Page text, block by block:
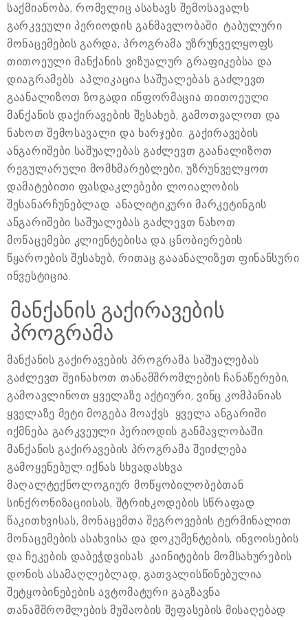
საქმიანობა, რომელიც ასახავს შემოსავალს
გარკვეული პერიოდის განმავლობაში. ტაბულური
მონაცემების გარდა, პროგრამა უზრუნველყოფს
თითოეული მანქანის ვიზუალურ გრაფიკებსა და
დიაგრამებს. აპლიკაცია საშუალებას გაძლევთ
გაანალიზოთ ზოგადი ინფორმაცია თითოეული
მანქანის დაქირავების შესახებ, გამოთვალოთ და
ნახოთ შემოსავალი და ხარჯები. გაქირავების
ანგარიშები საშუალებას გაძლევთ გაანალიზოთ
რეგულარული მომხმარებლები, უზრუნველყოთ
დამატებითი ფასდაკლებები ლოიალობის
შესანარჩუნებლად. ანალიტიკური მარკეტინგის
ანგარიშები საშუალებას გაძლევთ ნახოთ
მონაცემები კლიენტებისა და ცნობიერების
წყაროების შესახებ, რითაც გააანალიზეთ ფინანსური
ინვესტიცია.
მანქანის გაქირავების
პროგრამა
მანქანის გაქირავების პროგრამა საშუალებას
გაძლევთ შეინახოთ თანამშრომლების ჩანაწერები,
გამოავლინოთ ყველაზე აქტიური, ვინც კომპანიას
ყველაზე მეტი მოგება მოაქვს. ყველა ანგარიში
იქმნება გარკვეული პერიოდის განმავლობაში.
მანქანის გაქირავების პროგრამა შეიძლება
გამოყენებულ იქნას სხვადასხვა
მაღალტექნოლოგიურ მოწყობილობებთან
სინქრონიზაციისას, შტრიხკოდების სწრაფად
წაკითხვისას, მონაცემთა შეგროვების ტერმინალით
მონაცემების ასახვისა და დოკუმენტების, ინვოისების
და ჩეკების დაბეჭდვისას. კაინიტების მომსახურების
დონის ასამაღლებლად, გათვალისწინებულია
შეტყობინებების ავტომატური გაგზავნა
თანამშრომლების მუშაობის შეფასების მისაღებად.